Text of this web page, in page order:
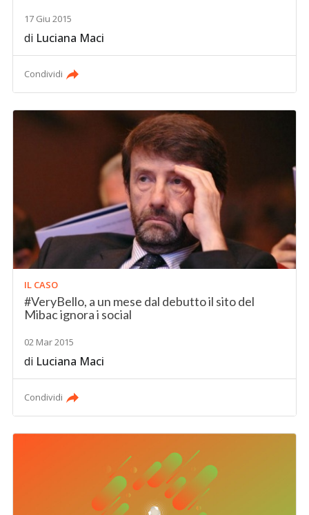
17 Giu 2015
di Luciana Maci
Condividi
IL CASO
#VeryBello, a un mese dal debutto il sito del
Mibac ignora i social
02 Mar 2015
di Luciana Maci
Condividi